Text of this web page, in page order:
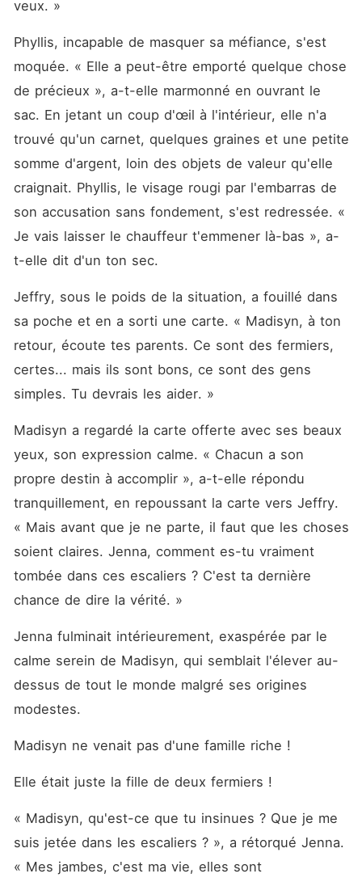
veux. »
Phyllis, incapable de masquer sa méfiance, s'est
moquée. « Elle a peut-être emporté quelque chose
de précieux », a-t-elle marmonné en ouvrant le
sac. En jetant un coup d'œil à l'intérieur, elle n'a
trouvé qu'un carnet, quelques graines et une petite
somme d'argent, loin des objets de valeur qu'elle
craignait. Phyllis, le visage rougi par l'embarras de
son accusation sans fondement, s'est redressée. «
Je vais laisser le chauffeur t'emmener là-bas », a-
t-elle dit d'un ton sec.
Jeffry, sous le poids de la situation, a fouillé dans
sa poche et en a sorti une carte. « Madisyn, à ton
retour, écoute tes parents. Ce sont des fermiers,
certes... mais ils sont bons, ce sont des gens
simples. Tu devrais les aider. »
Madisyn a regardé la carte offerte avec ses beaux
yeux, son expression calme. « Chacun a son
propre destin à accomplir », a-t-elle répondu
tranquillement, en repoussant la carte vers Jeffry.
« Mais avant que je ne parte, il faut que les choses
soient claires. Jenna, comment es-tu vraiment
tombée dans ces escaliers ? C'est ta dernière
chance de dire la vérité. »
Jenna fulminait intérieurement, exaspérée par le
calme serein de Madisyn, qui semblait l'élever au-
dessus de tout le monde malgré ses origines
modestes.
Madisyn ne venait pas d'une famille riche !
Elle était juste la fille de deux fermiers !
« Madisyn, qu'est-ce que tu insinues ? Que je me
suis jetée dans les escaliers ? », a rétorqué Jenna.
« Mes jambes, c'est ma vie, elles sont